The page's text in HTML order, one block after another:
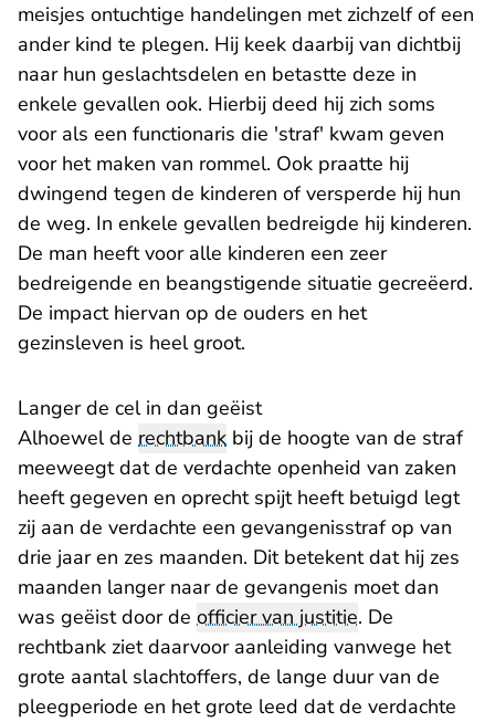
meisjes ontuchtige handelingen met zichzelf of een
ander kind te plegen. Hij keek daarbij van dichtbij
naar hun geslachtsdelen en betastte deze in
enkele gevallen ook. Hierbij deed hij zich soms
voor als een functionaris die 'straf' kwam geven
voor het maken van rommel. Ook praatte hij
dwingend tegen de kinderen of versperde hij hun
de weg. In enkele gevallen bedreigde hij kinderen.
De man heeft voor alle kinderen een zeer
bedreigende en beangstigende situatie gecreëerd.
De impact hiervan op de ouders en het
gezinsleven is heel groot.
Langer de cel in dan geëist
Alhoewel de rechtbank bij de hoogte van de straf
meeweegt dat de verdachte openheid van zaken
heeft gegeven en oprecht spijt heeft betuigd legt
zij aan de verdachte een gevangenisstraf op van
drie jaar en zes maanden. Dit betekent dat hij zes
maanden langer naar de gevangenis moet dan
was geëist door de officier van justitie. De
rechtbank ziet daarvoor aanleiding vanwege het
grote aantal slachtoffers, de lange duur van de
pleegperiode en het grote leed dat de verdachte